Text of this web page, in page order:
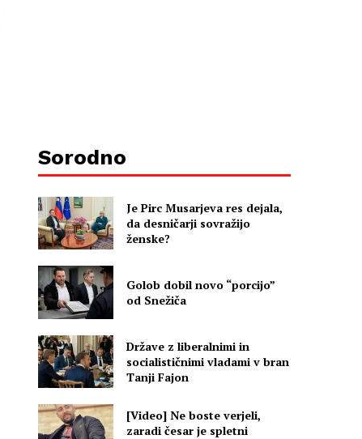
Sorodno
Je Pirc Musarjeva res dejala,
da desničarji sovražijo
ženske?
Golob dobil novo “porcijo”
od Snežiča
Države z liberalnimi in
socialističnimi vladami v bran
Tanji Fajon
[Video] Ne boste verjeli,
zaradi česar je spletni